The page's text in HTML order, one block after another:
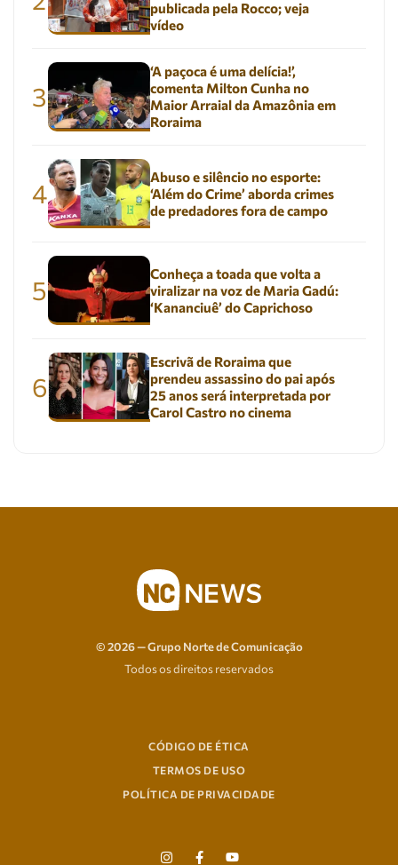
publicada pela Rocco; veja
vídeo
3
‘A paçoca é uma delícia!’,
comenta Milton Cunha no
Maior Arraial da Amazônia em
Roraima
4
Abuso e silêncio no esporte:
‘Além do Crime’ aborda crimes
de predadores fora de campo
5
Conheça a toada que volta a
viralizar na voz de Maria Gadú:
‘Kananciuê’ do Caprichoso
6
Escrivã de Roraima que
prendeu assassino do pai após
25 anos será interpretada por
Carol Castro no cinema
© 2026 — Grupo Norte de Comunicação
Todos os direitos reservados
CÓDIGO DE ÉTICA
TERMOS DE USO
POLÍTICA DE PRIVACIDADE